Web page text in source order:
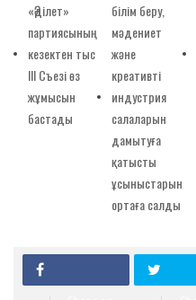
«Әділет»
партиясының
кезектен тыс
III Съезі өз
жұмысын
бастады
білім беру,
мәдениет
және
креативті
индустрия
салаларын
дамытуға
қатысты
ұсыныстарын
ортаға салды